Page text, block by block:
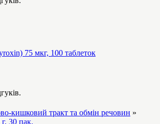
75 мкг, 100 таблеток
кишковий тракт та обмін речовин »
30 пак.